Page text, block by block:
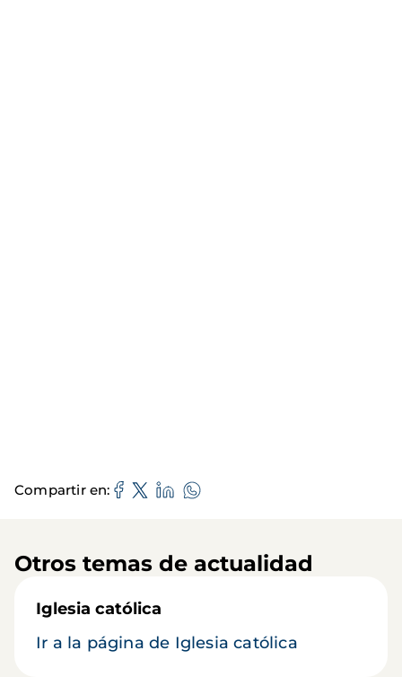
Compartir en
Otros temas de actualidad
Iglesia católica
Ir a la página de Iglesia católica